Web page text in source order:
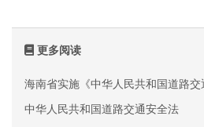
更多阅读
海南省实施《中华人民共和国道路
中华人民共和国道路交通安全法